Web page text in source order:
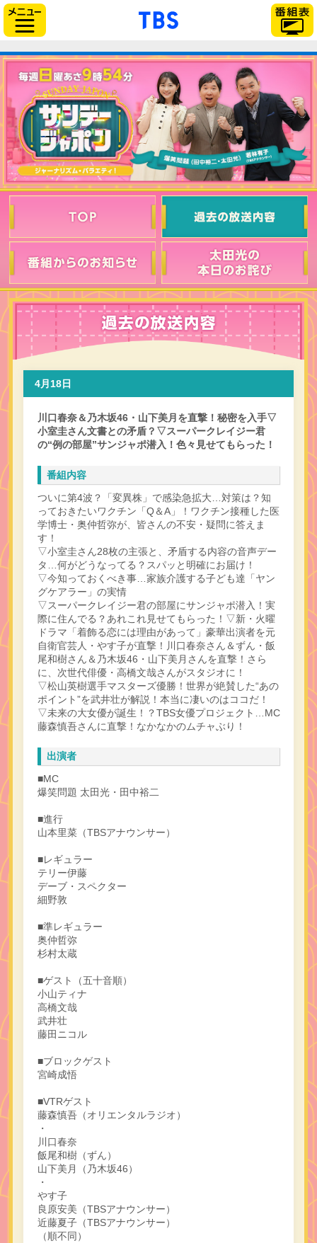
「TBSテレビ」トップ
4月18日
川口春奈＆乃木坂46・山下美月を直撃！秘密を入手▽
小室圭さん文書との矛盾？▽スーパークレイジー君
の“例の部屋”サンジャポ潜入！色々見せてもらった！
番組内容
ついに第4波？「変異株」で感染急拡大…対策は？知
っておきたいワクチン「Q＆A」！ワクチン接種した医
学博士・奥仲哲弥が、皆さんの不安・疑問に答えま
す！
▽小室圭さん28枚の主張と、矛盾する内容の音声デー
タ…何がどうなってる？スパッと明確にお届け！
▽今知っておくべき事…家族介護する子ども達「ヤン
グケアラー」の実情
▽スーパークレイジー君の部屋にサンジャポ潜入！実
際に住んでる？あれこれ見せてもらった！▽新・火曜
ドラマ「着飾る恋には理由があって」豪華出演者を元
自衛官芸人・やす子が直撃！川口春奈さん＆ずん・飯
尾和樹さん＆乃木坂46・山下美月さんを直撃！さら
に、次世代俳優・高橋文哉さんがスタジオに！
▽松山英樹選手マスターズ優勝！世界が絶賛した“あの
ポイント”を武井壮が解説！本当に凄いのはココだ！
▽未来の大女優が誕生！？TBS女優プロジェクト…MC
藤森慎吾さんに直撃！なかなかのムチャぶり！
出演者
■MC
爆笑問題 太田光・田中裕二
■進行
山本里菜（TBSアナウンサー）
■レギュラー
テリー伊藤
デーブ・スペクター
細野敦
■準レギュラー
奥仲哲弥
杉村太蔵
■ゲスト（五十音順）
小山ティナ
高橋文哉
武井壮
藤田ニコル
■ブロックゲスト
宮崎成悟
■VTRゲスト
藤森慎吾（オリエンタルラジオ）
・
川口春奈
飯尾和樹（ずん）
山下美月（乃木坂46）
・
やす子
良原安美（TBSアナウンサー）
近藤夏子（TBSアナウンサー）
（順不同）